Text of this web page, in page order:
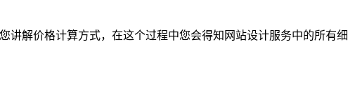
讲解价格计算方式，在这个过程中您会得知网站设计服务中的所有